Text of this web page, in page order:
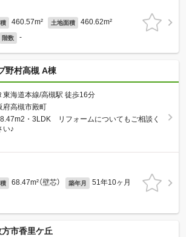
460.57m² 土地面積 460.62m²
階数 -
野村高槻 A棟
東海道本線/高槻駅 徒歩16分
府高槻市殿町
・3LDK リフォームについてもご相談く
い♪
68.47m²（壁芯） 築年月 51年10ヶ月
市香里ケ丘